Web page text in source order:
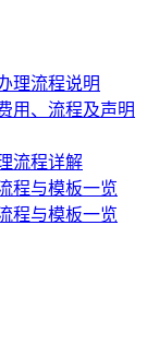
理流程说明
用、流程及声明
流程详解
程与模板一览
程与模板一览